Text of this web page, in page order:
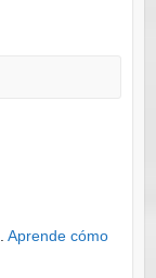
Aprende cómo